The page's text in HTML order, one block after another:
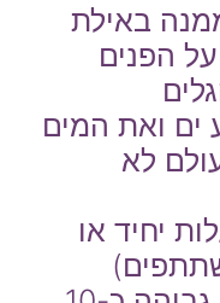
באילת
הפנים
ים ואת המים
לא
יחיד או